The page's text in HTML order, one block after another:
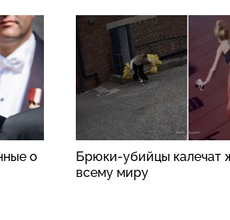
о
Брюки-убийцы калечат
всему миру